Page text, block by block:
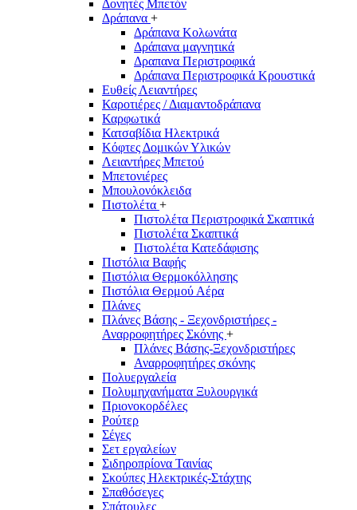
Δονητές Μπετόν
Δράπανα +
Δράπανα Κολωνάτα
Δράπανα μαγνητικά
Δραπανα Περιστροφικά
Δράπανα Περιστροφικά Κρουστικά
Ευθείς Λειαντήρες
Καροτιέρες / Διαμαντοδράπανα
Καρφωτικά
Κατσαβίδια Ηλεκτρικά
Κόφτες Δομικών Υλικών
Λειαντήρες Μπετού
Μπετονιέρες
Μπουλονόκλειδα
Πιστολέτα +
Πιστολέτα Περιστροφικά Σκαπτικά
Πιστολέτα Σκαπτικά
Πιστολέτα Κατεδάφισης
Πιστόλια Βαφής
Πιστόλια Θερμοκόλλησης
Πιστόλια Θερμού Αέρα
Πλάνες
Πλάνες Βάσης - Ξεχονδριστήρες -
Αναρροφητήρες Σκόνης +
Πλάνες Βάσης-Ξεχονδριστήρες
Αναρροφητήρες σκόνης
Πολυεργαλεία
Πολυμηχανήματα Ξυλουργικά
Πριονοκορδέλες
Ρούτερ
Σέγες
Σετ εργαλείων
Σιδηροπρίονα Ταινίας
Σκούπες Ηλεκτρικές-Στάχτης
Σπαθόσεγες
Σπάτουλες